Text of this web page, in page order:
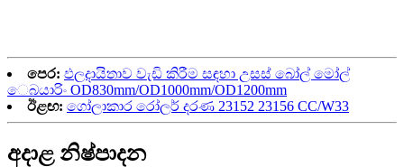
පෙර: ඵලදායිතාව වැඩි කිරීම සඳහා උසස් බෝල් මෝල්
ෙබයාරිං OD830mm/OD1000mm/OD1200mm
ඊළඟ: ගෝලාකාර රෝලර් දරණ 23152 23156 CC/W33
අදාළ නිෂ්පාදන